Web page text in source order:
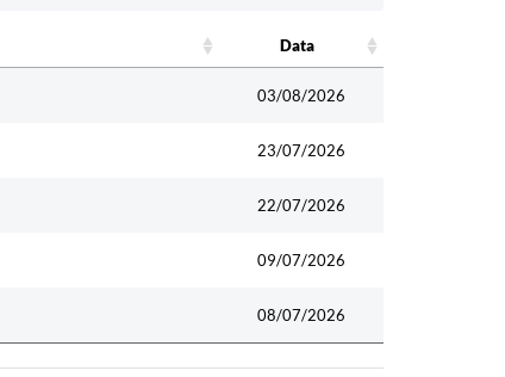
Data
03/08/2026
23/07/2026
22/07/2026
09/07/2026
08/07/2026